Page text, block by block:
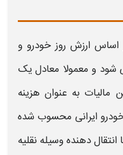
اساس ارزش روز خودرو و
شود و معمولا معادل یک
مالیات به عنوان هزینه
ایرانی محسوب شده
دهنده وسیله نقلیه